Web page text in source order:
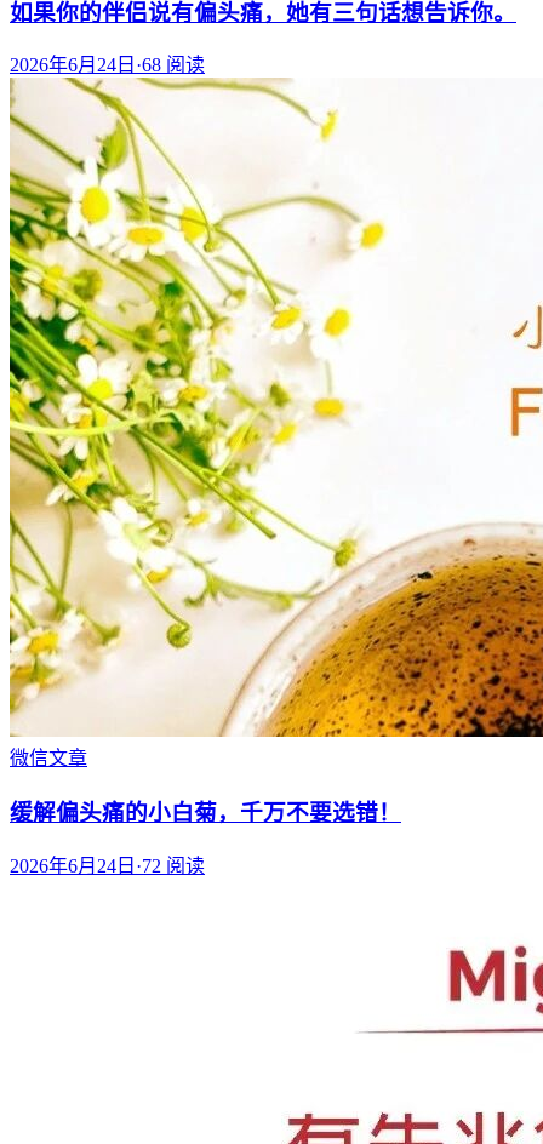
如果你的伴侣说有偏头痛，她有三句话想告诉你。
2026年6月24日 ·68 阅读
微信文章
缓解偏头痛的小白菊，千万不要选错！
2026年6月24日 ·72 阅读